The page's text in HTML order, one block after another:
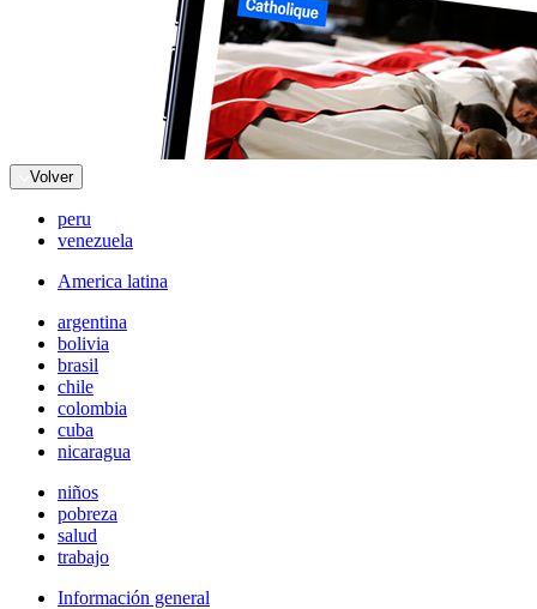
Volver
peru
venezuela
America latina
argentina
bolivia
brasil
chile
colombia
cuba
nicaragua
niños
pobreza
salud
trabajo
Información general